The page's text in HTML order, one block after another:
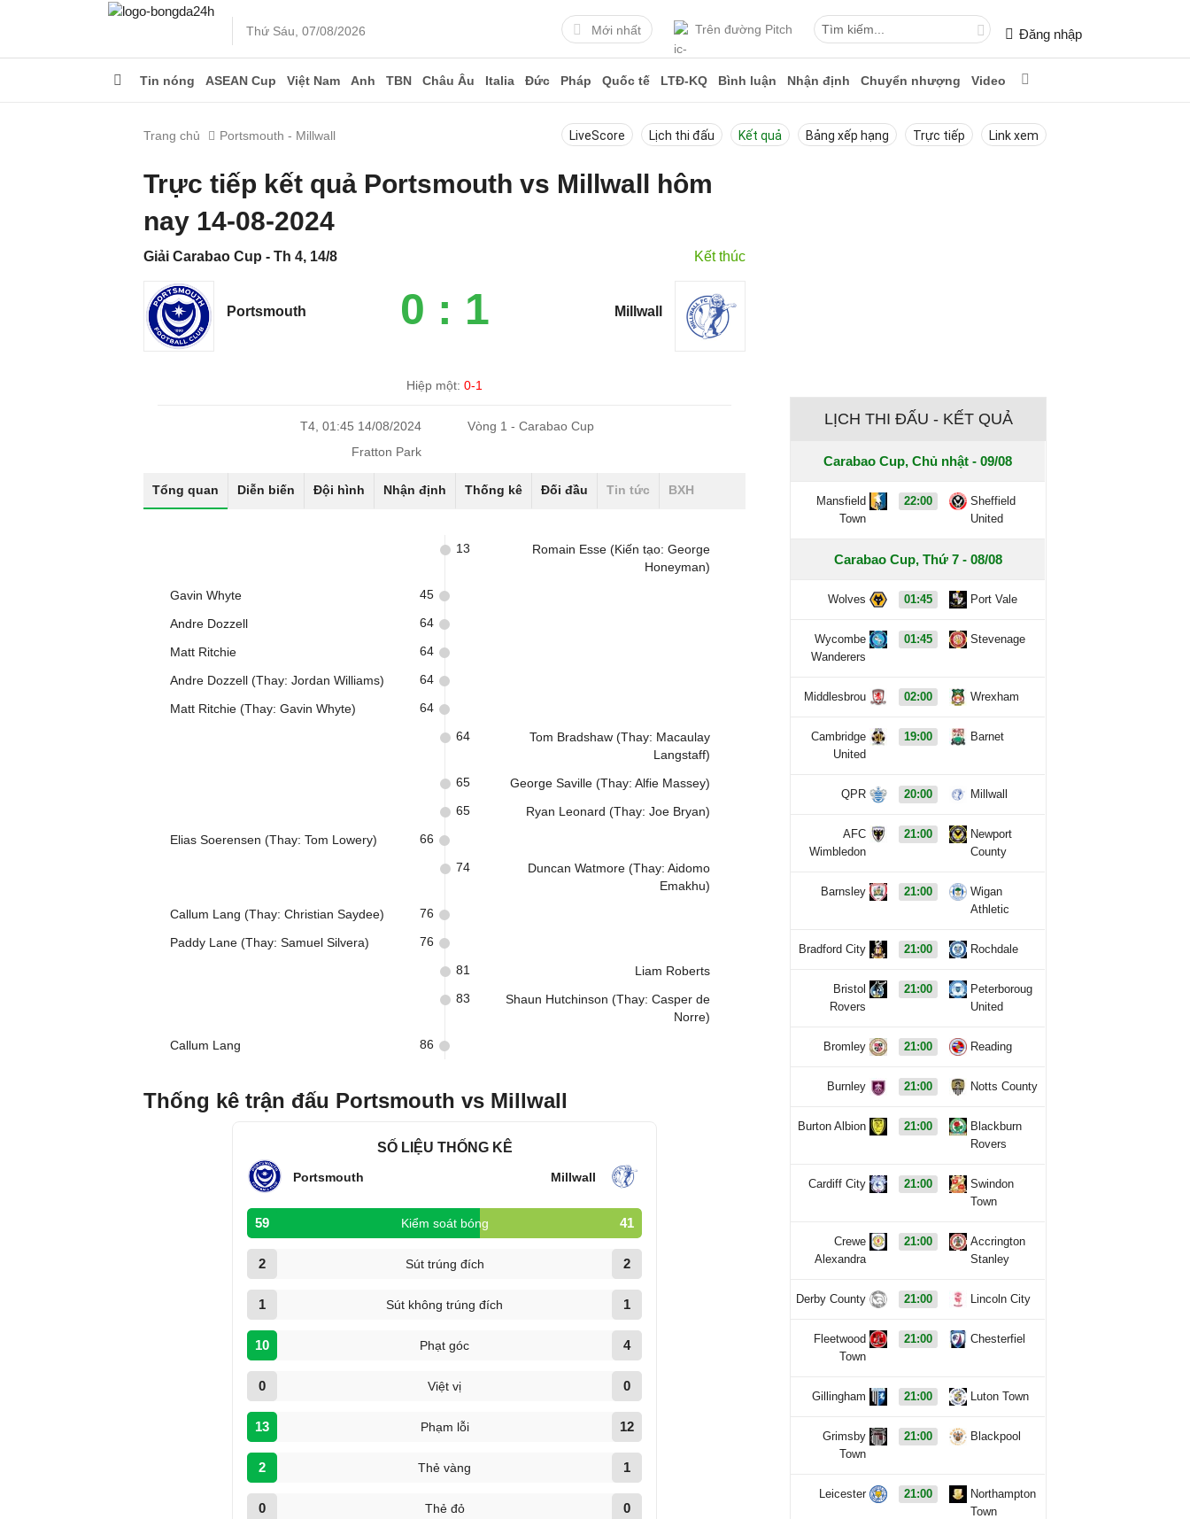
Thứ Sáu, 07/08/2026 Mới nhất Trên đường Pitch Đăng nhập
Tin nóng ASEAN Cup Việt Nam Anh TBN Châu Âu Italia Đức Pháp Quốc tế LTĐ-KQ Bình luận Nhận định Chuyển nhượng Video
Trang chủ Portsmouth - Millwall LiveScore Lịch thi đấu Kết quả Bảng xếp hạng Trực tiếp Link xem
Trực tiếp kết quả Portsmouth vs Millwall hôm
nay 14-08-2024
Giải Carabao Cup - Th 4, 14/8 Kết thúc
Portsmouth 0 : 1 Millwall
Hiệp một:0-1
T4, 01:45 14/08/2024
Vòng 1 - Carabao Cup
Fratton Park
Tổng quan Diễn biến Đội hình Nhận định Thống kê Đối đầu Tin tức BXH
Romain Esse (Kiến tạo: George
Honeyman)
13
Gavin Whyte 45
Andre Dozzell 64
Matt Ritchie 64
Andre Dozzell (Thay: Jordan Williams) 64
Matt Ritchie (Thay: Gavin Whyte) 64
Tom Bradshaw (Thay: Macaulay
Langstaff)
64
George Saville (Thay: Alfie Massey)
65
Ryan Leonard (Thay: Joe Bryan)
65
Elias Soerensen (Thay: Tom Lowery) 66
Duncan Watmore (Thay: Aidomo
Emakhu)
74
Callum Lang (Thay: Christian Saydee) 76
Paddy Lane (Thay: Samuel Silvera) 76
Liam Roberts
81
Shaun Hutchinson (Thay: Casper de
Norre)
83
Callum Lang 86
Thống kê trận đấu Portsmouth vs Millwall
SỐ LIỆU THỐNG KÊ
Portsmouth Millwall
59 Kiểm soát bóng 41
2 Sút trúng đích 2
1 Sút không trúng đích 1
10 Phạt góc 4
0 Việt vị 0
13 Phạm lỗi 12
2 Thẻ vàng 1
0 Thẻ đỏ 0
LỊCH THI ĐẤU - KẾT QUẢ
Carabao Cup, Chủ nhật - 09/08
Mansfield
Town
22:00
Sheffield
United
Carabao Cup, Thứ 7 - 08/08
Wolves 01:45 Port Vale
Wycombe
Wanderers
01:45 Stevenage
Middlesbrou 02:00 Wrexham
Cambridge
United
19:00 Barnet
QPR 20:00 Millwall
AFC
Wimbledon
21:00
Newport
County
Barnsley 21:00
Wigan
Athletic
Bradford City 21:00 Rochdale
Bristol
Rovers
21:00
Peterboroug
United
Bromley 21:00 Reading
Burnley 21:00 Notts County
Burton Albion 21:00
Blackburn
Rovers
Cardiff City 21:00
Swindon
Town
Crewe
Alexandra
21:00
Accrington
Stanley
Derby County 21:00 Lincoln City
Fleetwood
Town
21:00 Chesterfiel
Gillingham 21:00 Luton Town
Grimsby
Town
21:00 Blackpool
Leicester 21:00
Northampton
Town